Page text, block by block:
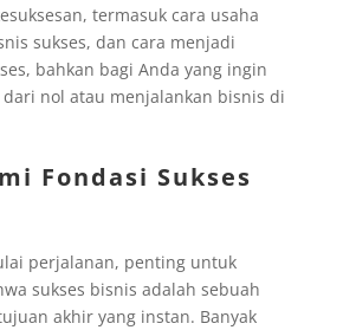
termasuk cara usaha
sukses, dan cara menjadi
bahkan bagi Anda yang ingin
nol atau menjalankan bisnis di
Fondasi Sukses
perjalanan, penting untuk
sukses bisnis adalah sebuah
akhir yang instan. Banyak